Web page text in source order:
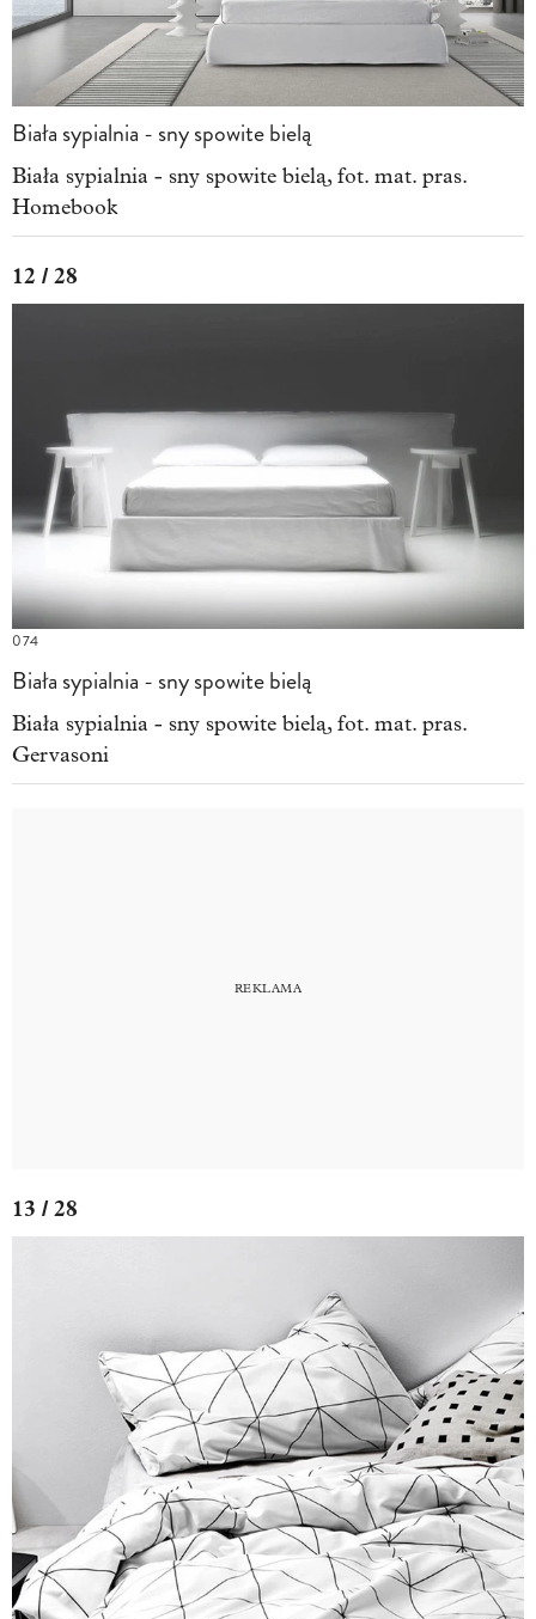
Biała sypialnia - sny spowite bielą
Biała sypialnia - sny spowite bielą, fot. mat. pras.
Homebook
12 / 28
074
Biała sypialnia - sny spowite bielą
Biała sypialnia - sny spowite bielą, fot. mat. pras.
Gervasoni
13 / 28